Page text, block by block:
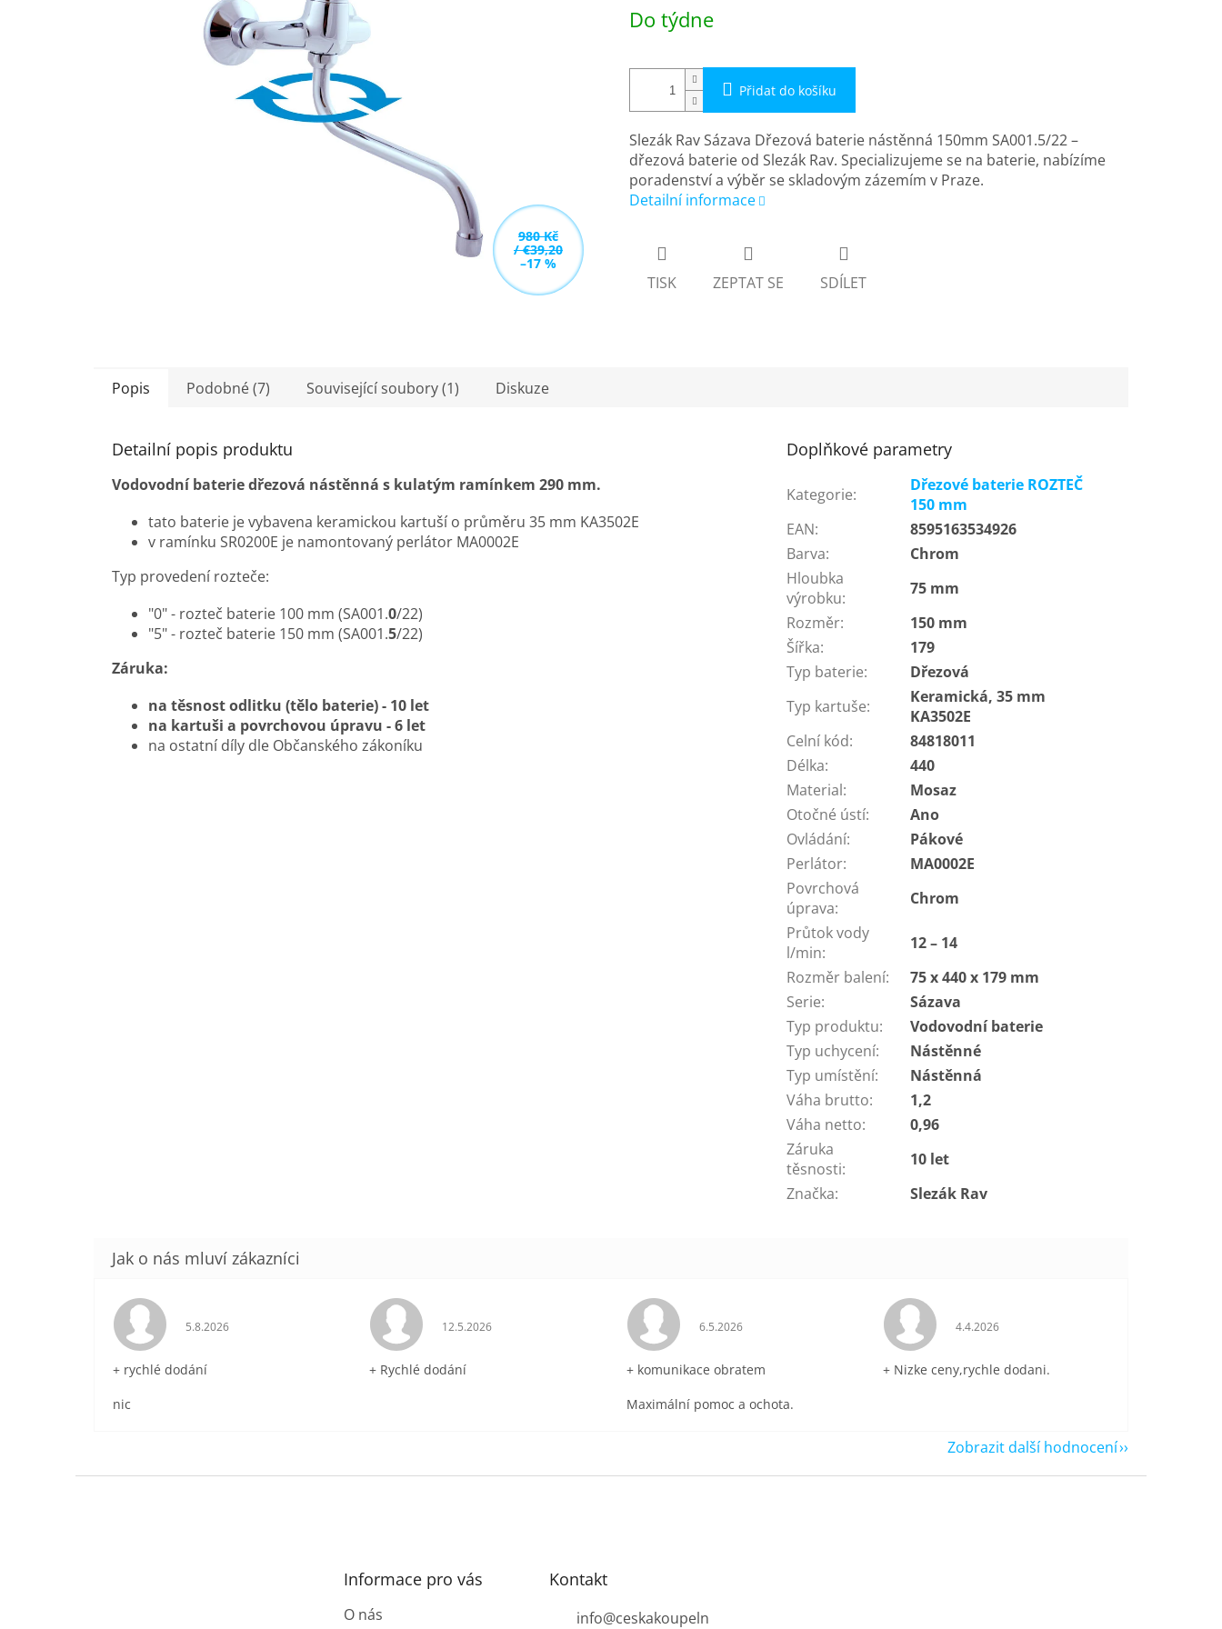
980 Kč
/ €39,20
–17 %
cena:
Do týdne
Přidat do košíku
Slezák Rav Sázava Dřezová baterie nástěnná 150mm SA001.5/22 –
dřezová baterie od Slezák Rav. Specializujeme se na baterie, nabízíme
poradenství a výběr se skladovým zázemím v Praze.
Detailní informace
TISK ZEPTAT SE SDÍLET
Popis Podobné (7) Související soubory (1) Diskuze
Detailní popis produktu
Vodovodní baterie dřezová nástěnná s kulatým ramínkem 290 mm.
tato baterie je vybavena keramickou kartuší o průměru 35 mm KA3502E
v ramínku SR0200E je namontovaný perlátor MA0002E
Typ provedení rozteče:
"0" - rozteč baterie 100 mm (SA001.0/22)
"5" - rozteč baterie 150 mm (SA001.5/22)
Záruka:
na těsnost odlitku (tělo baterie) - 10 let
na kartuši a povrchovou úpravu - 6 let
na ostatní díly dle Občanského zákoníku
Doplňkové parametry
Kategorie:
Dřezové baterie ROZTEČ
150 mm
EAN:
8595163534926
Barva:
Chrom
Hloubka
výrobku:
75 mm
Rozměr:
150 mm
Šířka:
179
Typ baterie:
Dřezová
Typ kartuše:
Keramická, 35 mm
KA3502E
Celní kód:
84818011
Délka:
440
Material:
Mosaz
Otočné ústí:
Ano
Ovládání:
Pákové
Perlátor:
MA0002E
Povrchová
úprava:
Chrom
Průtok vody
l/min:
12 – 14
Rozměr balení:
75 x 440 x 179 mm
Serie:
Sázava
Typ produktu:
Vodovodní baterie
Typ uchycení:
Nástěnné
Typ umístění:
Nástěnná
Váha brutto:
1,2
Váha netto:
0,96
Záruka
těsnosti:
10 let
Značka: Slezák Rav
Hodnocení obchodu je 5 z 5 hvězdiček.
5.8.2026
+ rychlé dodání
nic
Hodnocení obchodu je 5 z 5 hvězdiček.
12.5.2026
+ Rychlé dodání
Hodnocení obchodu je 5 z 5 hvězdiček.
6.5.2026
+ komunikace obratem
Maximální pomoc a ochota.
Hodnocení obchodu je 5 z 5 hvězdiček.
4.4.2026
+ Nizke ceny,rychle dodani.
Zobrazit další hodnocení
Informace pro vás
O nás
Kontakt
info@ceskakoupeln